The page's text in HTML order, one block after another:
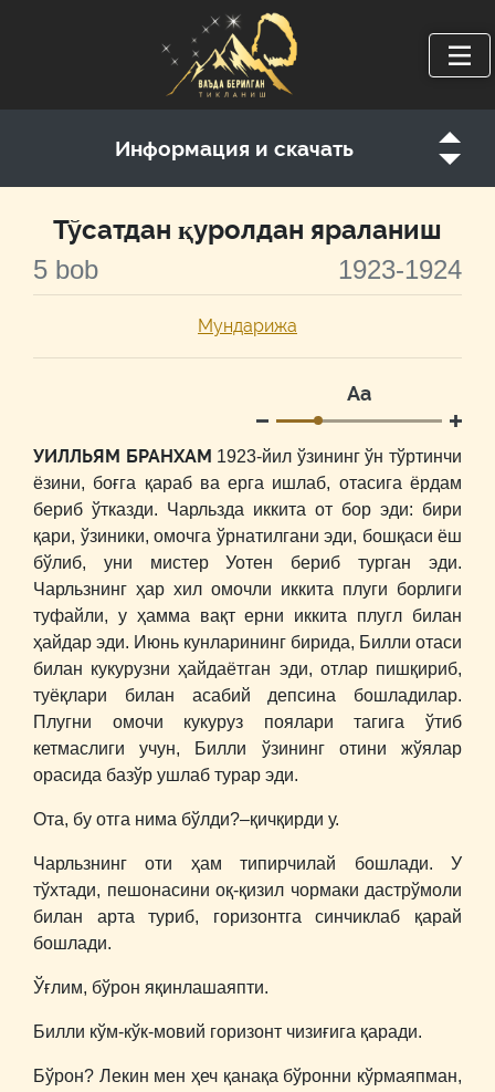
Информация и скачать
Тўсатдан қуролдан яраланиш
5 bob 1923-1924
Мундарижа
Аа
УИЛЛЬЯМ БРАНХАМ 1923-йил ўзининг ўн тўртинчи
ёзини, боғга қараб ва ерга ишлаб, отасига ёрдам
бериб ўтказди. Чарльзда иккита от бор эди: бири
қари, ўзиники, омочга ўрнатилгани эди, бошқаси ёш
бўлиб, уни мистер Уотен бериб турган эди.
Чарльзнинг ҳар хил омочли иккита плуги борлиги
туфайли, у ҳамма вақт ерни иккита плугл билан
ҳайдар эди. Июнь кунларининг бирида, Билли отаси
билан кукурузни ҳайдаётган эди, отлар пишқириб,
туёқлари билан асабий депсина бошладилар.
Плугни омочи кукуруз поялари тагига ўтиб
кетмаслиги учун, Билли ўзининг отини жўялар
орасида базўр ушлаб турар эди.
Ота, бу отга нима бўлди?–қичқирди у.
Чарльзнинг оти ҳам типирчилай бошлади. У
тўхтади, пешонасини оқ-қизил чормаки дастрўмоли
билан арта туриб, горизонтга синчиклаб қарай
бошлади.
Ўғлим, бўрон яқинлашаяпти.
Билли кўм-кўк-мовий горизонт чизиғига қаради.
Бўрон? Лекин мен ҳеч қанақа бўронни кўрмаяпман,